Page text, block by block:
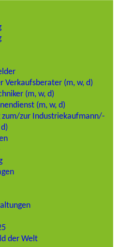
Verkaufsberater (m, w, d)
(m, w, d)
(m, w, d)
zum/zur Industriekaufmann/-
der Welt